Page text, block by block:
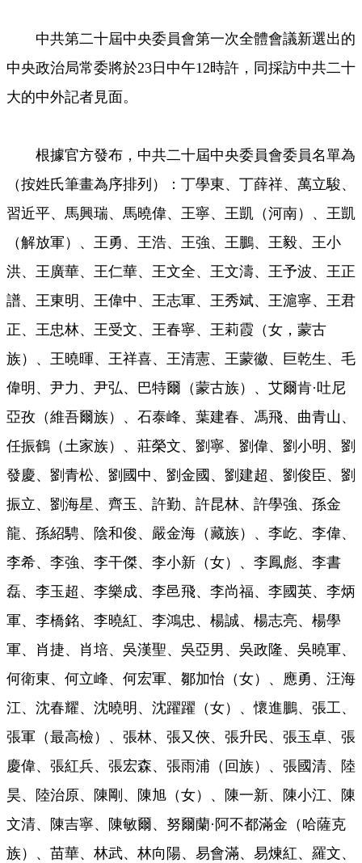
中共第二十屆中央委員會第一次全體會議新選出的
中央政治局常委將於23日中午12時許，同採訪中共二十
大的中外記者見面。
根據官方發布，中共二十屆中央委員會委員名單為
（按姓氏筆畫為序排列）：丁學東、丁薛祥、萬立駿、
習近平、馬興瑞、馬曉偉、王寧、王凱（河南）、王凱
（解放軍）、王勇、王浩、王強、王鵬、王毅、王小
洪、王廣華、王仁華、王文全、王文濤、王予波、王正
譜、王東明、王偉中、王志軍、王秀斌、王滬寧、王君
正、王忠林、王受文、王春寧、王莉霞（女，蒙古
族）、王曉暉、王祥喜、王清憲、王蒙徽、巨乾生、毛
偉明、尹力、尹弘、巴特爾（蒙古族）、艾爾肯·吐尼
亞孜（維吾爾族）、石泰峰、葉建春、馮飛、曲青山、
任振鶴（土家族）、莊榮文、劉寧、劉偉、劉小明、劉
發慶、劉青松、劉國中、劉金國、劉建超、劉俊臣、劉
振立、劉海星、齊玉、許勤、許昆林、許學強、孫金
龍、孫紹騁、陰和俊、嚴金海（藏族）、李屹、李偉、
李希、李強、李干傑、李小新（女）、李鳳彪、李書
磊、李玉超、李樂成、李邑飛、李尚福、李國英、李炳
軍、李橋銘、李曉紅、李鴻忠、楊誠、楊志亮、楊學
軍、肖捷、肖培、吳漢聖、吳亞男、吳政隆、吳曉軍、
何衛東、何立峰、何宏軍、鄒加怡（女）、應勇、汪海
江、沈春耀、沈曉明、沈躍躍（女）、懷進鵬、張工、
張軍（最高檢）、張林、張又俠、張升民、張玉卓、張
慶偉、張紅兵、張宏森、張雨浦（回族）、張國清、陸
昊、陸治原、陳剛、陳旭（女）、陳一新、陳小江、陳
文清、陳吉寧、陳敏爾、努爾蘭·阿不都滿金（哈薩克
族）、苗華、林武、林向陽、易會滿、易煉紅、羅文、